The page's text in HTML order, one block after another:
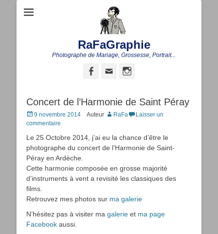
RaFaGraphie
Photographe de Mariage, Grossesse, Portrait...
Facebook
Adresse
Concert de l’Harmonie de Saint Péray
Posted
on
9 novembre 2014 Auteur RaFa
Laisser un
commentaire
Le 25 Octobre 2014, j’ai eu la chance d’être le
photographe du concert de l’Harmonie de Saint-
Péray en Ardèche.
Cette harmonie composée en grosse majorité
d’instruments à vent a revisité les classiques des
films.
Retrouvez mes photos sur ma galerie
N’hésitez pas à visiter ma galerie et ma page
Facebook aussi.